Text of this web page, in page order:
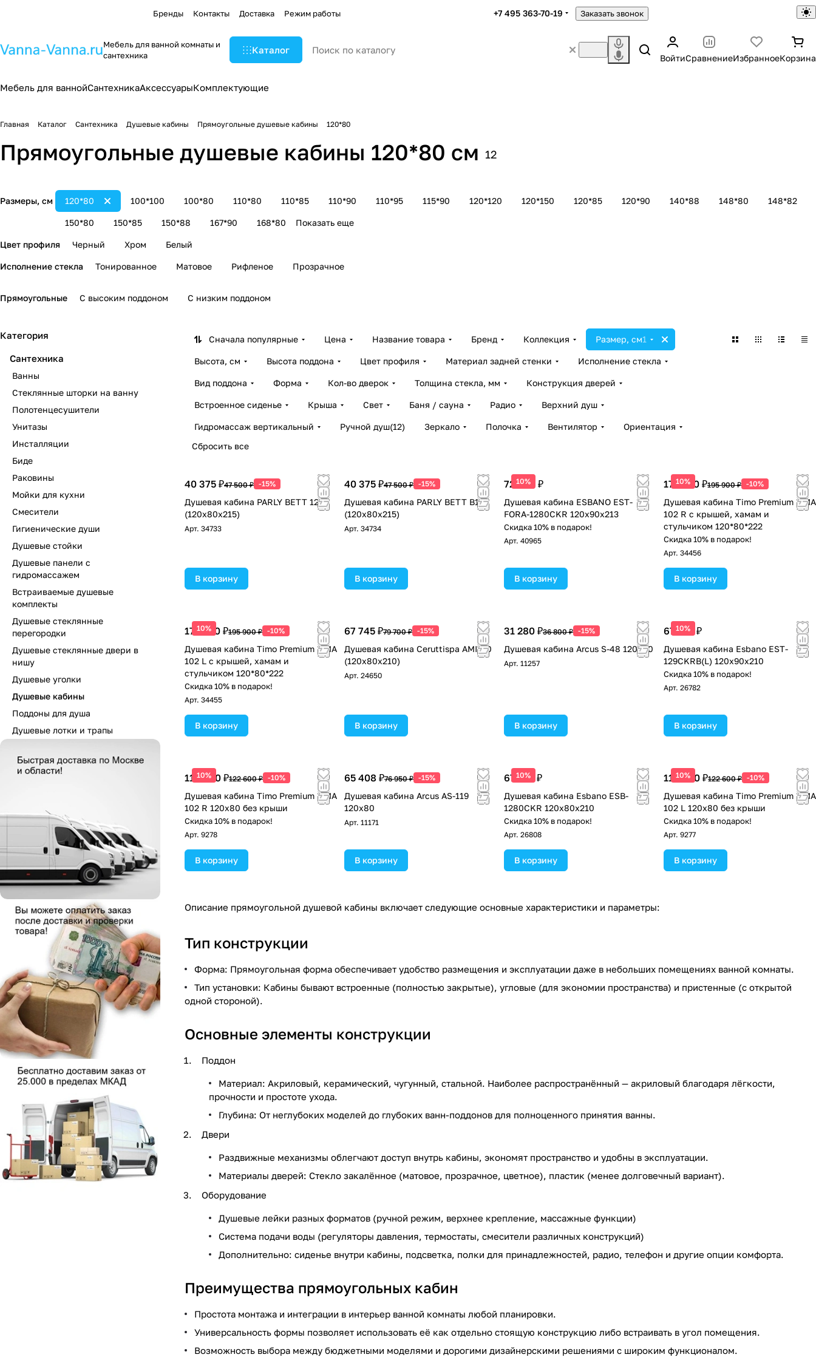
Бренды Контакты Доставка Режим работы +7 495 363-70-19 Заказать звонок
Мебель для ванной комнаты и
сантехника
Каталог
ВойтиСравнениеИзбранноеКорзина
Мебель для ваннойСантехникаАксессуарыКомплектующие
Главная Каталог Сантехника Душевые кабины Прямоугольные душевые кабины 120*80
Прямоугольные душевые кабины 120*80 см 12
Размеры, см 100*100 100*80 110*80 110*85 110*90 110*95 115*90 120*120 120*150
120*80 120*85 120*90 140*88 148*80 148*82
150*80 150*85 150*88 167*90 168*80 Показать еще
Цвет профиля Черный Хром Белый
Исполнение стекла Тонированное Матовое Рифленое Прозрачное
Прямоугольные С высоким поддоном С низким поддоном
Сначала популярные Цена Название товара Бренд Коллекция Размер, см1
Высота, см Высота поддона Цвет профиля Материал задней стенки Исполнение стекла
Вид поддона Форма Кол-во дверок Толщина стекла, мм Конструкция дверей
Встроенное сиденье Крыша Свет Баня / сауна Радио Верхний душ
Гидромассаж вертикальный Ручной душ(12) Зеркало Полочка Вентилятор
Ориентация
Сбросить все
40 375 ₽47 500 ₽ -15%
Душевая кабина PARLY BETT 120
(120х80х215)
Арт. 34733
В корзину
40 375 ₽47 500 ₽ -15%
Душевая кабина PARLY BETT B120
(120х80х215)
Арт. 34734
В корзину
10%
72 038 ₽
Душевая кабина ESBANO EST-
FORA-1280CKR 120х90х213
Скидка 10% в подарок!
Арт. 40965
В корзину
10%
176 310 ₽195 900 ₽ -10%
Душевая кабина Timo Premium ILMA
102 R с крышей, хамам и
стульчиком 120*80*222
Скидка 10% в подарок!
Арт. 34456
В корзину
10%
176 310 ₽195 900 ₽ -10%
Душевая кабина Timo Premium ILMA
102 L с крышей, хамам и
стульчиком 120*80*222
Скидка 10% в подарок!
Арт. 34455
В корзину
67 745 ₽79 700 ₽ -15%
Душевая кабина Ceruttispa AMI120
(120x80x210)
Арт. 24650
В корзину
31 280 ₽36 800 ₽ -15%
Душевая кабина Arcus S-48 120x80
Арт. 11257
В корзину
10%
67 575 ₽
Душевая кабина Esbano EST-
129CKRB(L) 120x90x210
Скидка 10% в подарок!
Арт. 26782
В корзину
10%
110 340 ₽122 600 ₽ -10%
Душевая кабина Timo Premium ILMA
102 R 120х80 без крыши
Скидка 10% в подарок!
Арт. 9278
В корзину
65 408 ₽76 950 ₽ -15%
Душевая кабина Arcus AS-119
120x80
Арт. 11171
В корзину
10%
67 575 ₽
Душевая кабина Esbano ESB-
1280CKR 120х80х210
Скидка 10% в подарок!
Арт. 26808
В корзину
10%
110 340 ₽122 600 ₽ -10%
Душевая кабина Timo Premium ILMA
102 L 120х80 без крыши
Скидка 10% в подарок!
Арт. 9277
В корзину
Описание прямоугольной душевой кабины включает следующие основные характеристики и параметры:
Тип конструкции
Форма: Прямоугольная форма обеспечивает удобство размещения и эксплуатации даже в небольших помещениях ванной комнаты.
Тип установки: Кабины бывают встроенные (полностью закрытые), угловые (для экономии пространства) и пристенные (с открытой
одной стороной).
Основные элементы конструкции
Поддон
Материал: Акриловый, керамический, чугунный, стальной. Наиболее распространённый — акриловый благодаря лёгкости,
прочности и простоте ухода.
Глубина: От неглубоких моделей до глубоких ванн-поддонов для полноценного принятия ванны.
Двери
Раздвижные механизмы облегчают доступ внутрь кабины, экономят пространство и удобны в эксплуатации.
Материалы дверей: Стекло закалённое (матовое, прозрачное, цветное), пластик (менее долговечный вариант).
Оборудование
Душевые лейки разных форматов (ручной режим, верхнее крепление, массажные функции)
Система подачи воды (регуляторы давления, термостаты, смесители различных конструкций)
Дополнительно: сиденье внутри кабины, подсветка, полки для принадлежностей, радио, телефон и другие опции комфорта.
Преимущества прямоугольных кабин
Простота монтажа и интеграции в интерьер ванной комнаты любой планировки.
Универсальность формы позволяет использовать её как отдельно стоящую конструкцию либо встраивать в угол помещения.
Возможность выбора между бюджетными моделями и дорогими дизайнерскими решениями с широким функционалом.
Категория
Сантехника
Ванны
Стеклянные шторки на ванну
Полотенцесушители
Унитазы
Инсталляции
Биде
Раковины
Мойки для кухни
Смесители
Гигиенические души
Душевые стойки
Душевые панели с
гидромассажем
Встраиваемые душевые
комплекты
Душевые стеклянные
перегородки
Душевые стеклянные двери в
нишу
Душевые уголки
Душевые кабины
Поддоны для душа
Душевые лотки и трапы